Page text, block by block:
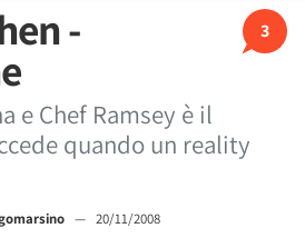
3
-
e Chef Ramsey è il
quando un reality
— 20/11/2008